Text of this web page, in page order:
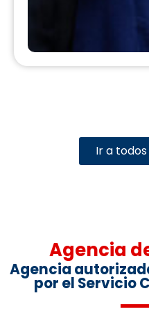
Ir a
Agencia
Agencia
por el Servicio